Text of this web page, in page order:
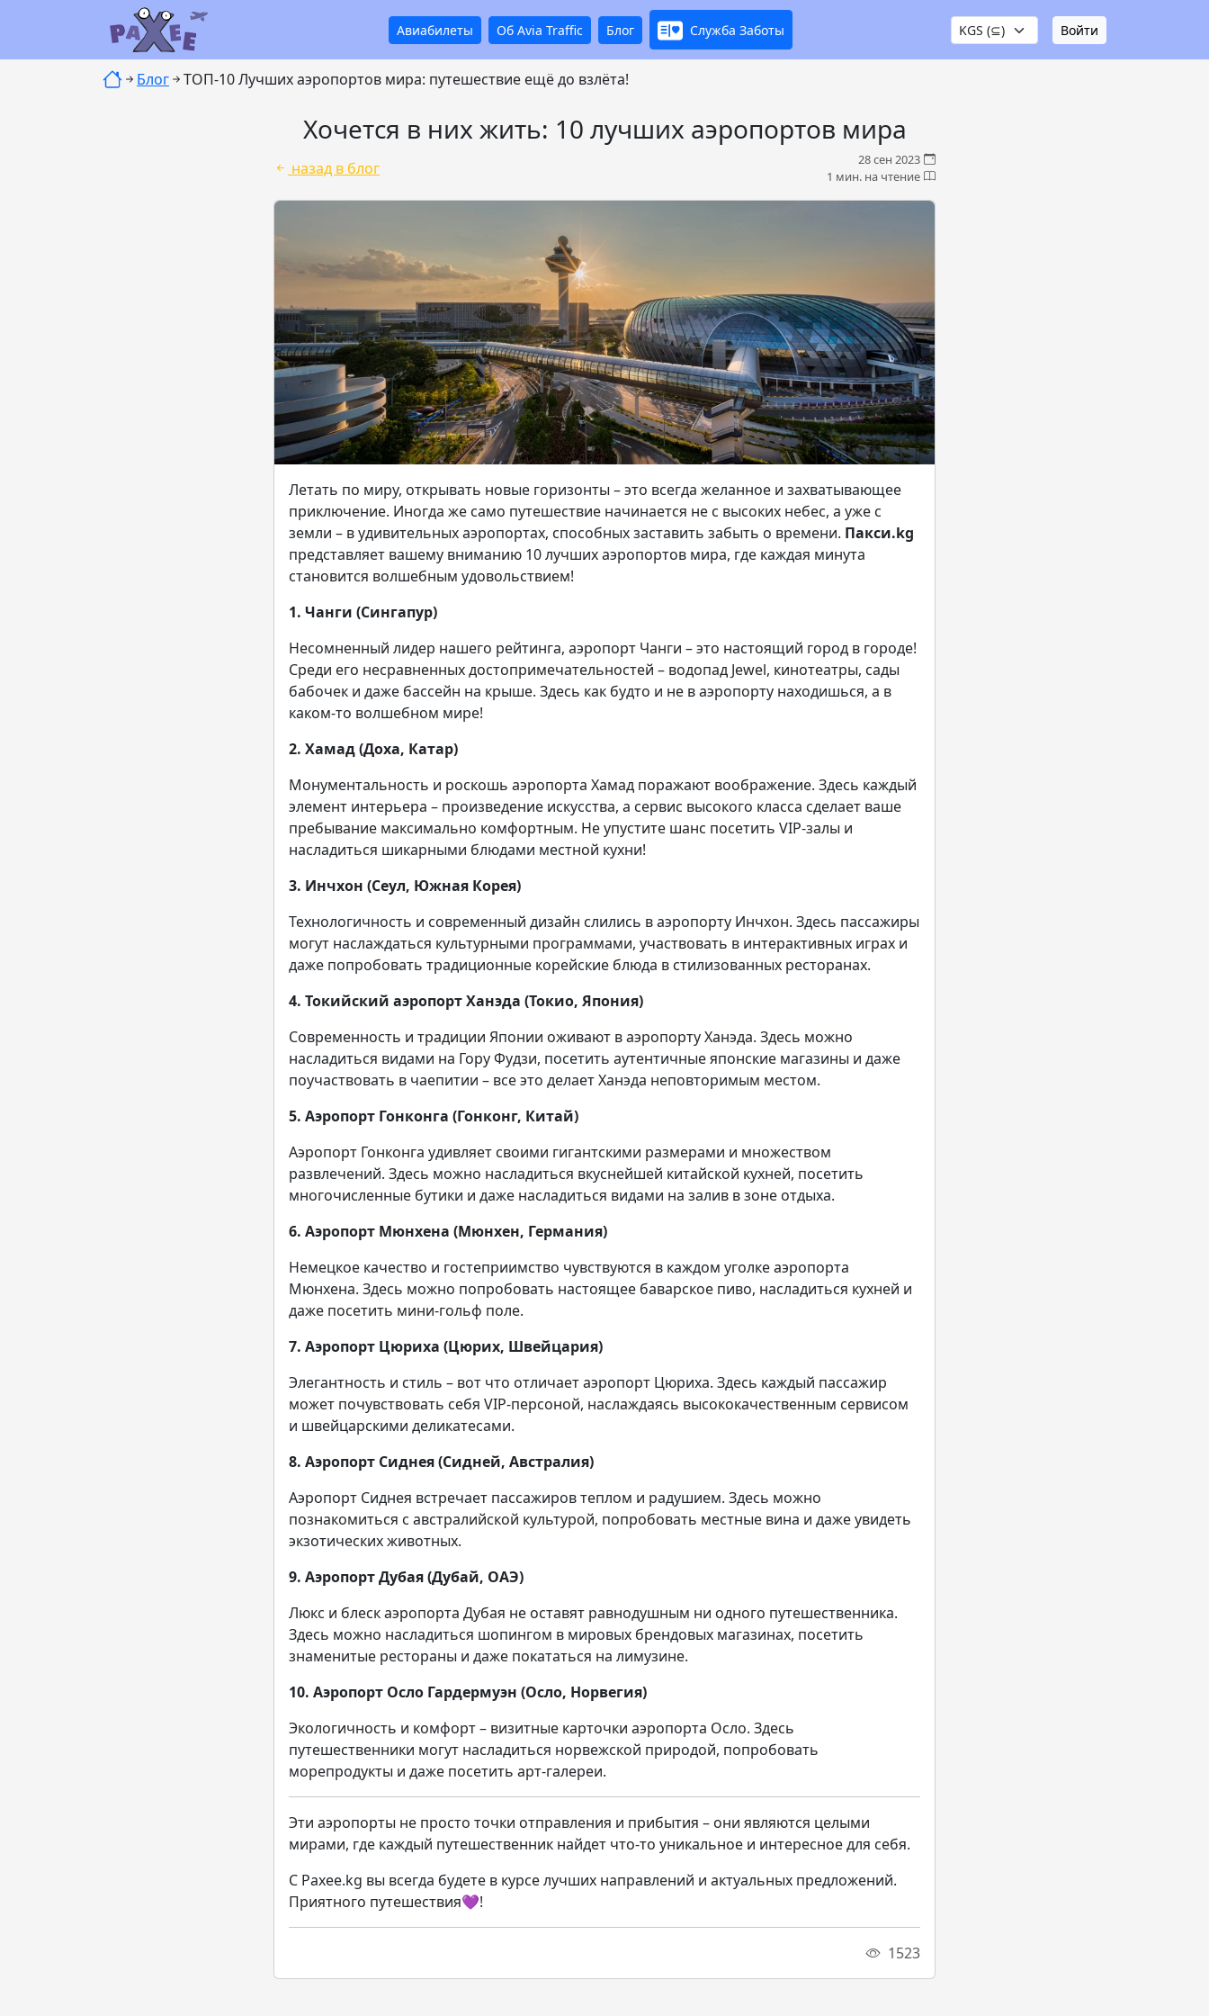
Авиабилеты Об Avia Traffic Блог Служба Заботы Войти
Блог ТОП-10 Лучших аэропортов мира: путешествие ещё до взлёта!
Хочется в них жить: 10 лучших аэропортов мира
назад в блог
28 сен 2023
1 мин. на чтение
Летать по миру, открывать новые горизонты – это всегда желанное и захватывающее
приключение. Иногда же само путешествие начинается не с высоких небес, а уже с
земли – в удивительных аэропортах, способных заставить забыть о времени. Пакси.kg
представляет вашему вниманию 10 лучших аэропортов мира, где каждая минута
становится волшебным удовольствием!
1. Чанги (Сингапур)
Несомненный лидер нашего рейтинга, аэропорт Чанги – это настоящий город в городе!
Среди его несравненных достопримечательностей – водопад Jewel, кинотеатры, сады
бабочек и даже бассейн на крыше. Здесь как будто и не в аэропорту находишься, а в
каком-то волшебном мире!
2. Хамад (Доха, Катар)
Монументальность и роскошь аэропорта Хамад поражают воображение. Здесь каждый
элемент интерьера – произведение искусства, а сервис высокого класса сделает ваше
пребывание максимально комфортным. Не упустите шанс посетить VIP-залы и
насладиться шикарными блюдами местной кухни!
3. Инчхон (Сеул, Южная Корея)
Технологичность и современный дизайн слились в аэропорту Инчхон. Здесь пассажиры
могут наслаждаться культурными программами, участвовать в интерактивных играх и
даже попробовать традиционные корейские блюда в стилизованных ресторанах.
4. Токийский аэропорт Ханэда (Токио, Япония)
Современность и традиции Японии оживают в аэропорту Ханэда. Здесь можно
насладиться видами на Гору Фудзи, посетить аутентичные японские магазины и даже
поучаствовать в чаепитии – все это делает Ханэда неповторимым местом.
5. Аэропорт Гонконга (Гонконг, Китай)
Аэропорт Гонконга удивляет своими гигантскими размерами и множеством
развлечений. Здесь можно насладиться вкуснейшей китайской кухней, посетить
многочисленные бутики и даже насладиться видами на залив в зоне отдыха.
6. Аэропорт Мюнхена (Мюнхен, Германия)
Немецкое качество и гостеприимство чувствуются в каждом уголке аэропорта
Мюнхена. Здесь можно попробовать настоящее баварское пиво, насладиться кухней и
даже посетить мини-гольф поле.
7. Аэропорт Цюриха (Цюрих, Швейцария)
Элегантность и стиль – вот что отличает аэропорт Цюриха. Здесь каждый пассажир
может почувствовать себя VIP-персоной, наслаждаясь высококачественным сервисом
и швейцарскими деликатесами.
8. Аэропорт Сиднея (Сидней, Австралия)
Аэропорт Сиднея встречает пассажиров теплом и радушием. Здесь можно
познакомиться с австралийской культурой, попробовать местные вина и даже увидеть
экзотических животных.
9. Аэропорт Дубая (Дубай, ОАЭ)
Люкс и блеск аэропорта Дубая не оставят равнодушным ни одного путешественника.
Здесь можно насладиться шопингом в мировых брендовых магазинах, посетить
знаменитые рестораны и даже покататься на лимузине.
10. Аэропорт Осло Гардермуэн (Осло, Норвегия)
Экологичность и комфорт – визитные карточки аэропорта Осло. Здесь
путешественники могут насладиться норвежской природой, попробовать
морепродукты и даже посетить арт-галереи.
Эти аэропорты не просто точки отправления и прибытия – они являются целыми
мирами, где каждый путешественник найдет что-то уникальное и интересное для себя.
С Paxee.kg вы всегда будете в курсе лучших направлений и актуальных предложений.
Приятного путешествия💜!
1523